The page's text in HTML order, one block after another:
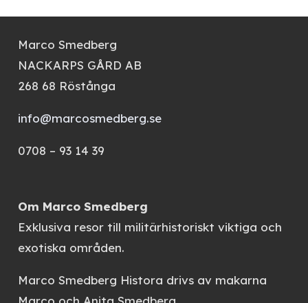
Marco Smedberg
NACKARPS GÅRD AB
268 68 Röstånga
info@marcosmedberg.se
0708 – 93 14 39
Om Marco Smedberg
Exklusiva resor till militärhistoriskt viktiga och
exotiska områden.
Marco Smedberg Histora drivs av makarna